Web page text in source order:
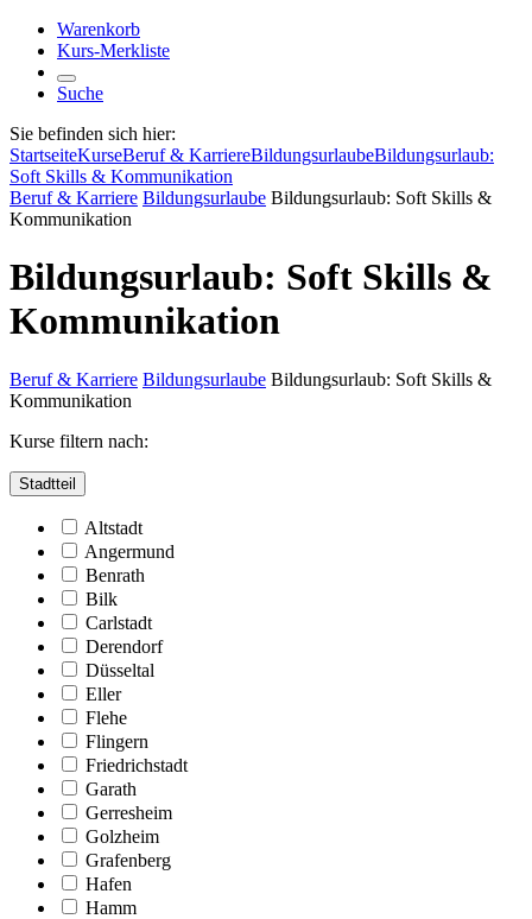
Warenkorb
Kurs-Merkliste
Suche
Sie befinden sich hier:
StartseiteKurseBeruf & KarriereBildungsurlaubeBildungsurlaub:
Soft Skills & Kommunikation
Beruf & Karriere Bildungsurlaube Bildungsurlaub: Soft Skills &
Kommunikation
Bildungsurlaub: Soft Skills &
Kommunikation
Beruf & Karriere Bildungsurlaube Bildungsurlaub: Soft Skills &
Kommunikation
Kurse filtern nach:
Stadtteil
Altstadt
Angermund
Benrath
Bilk
Carlstadt
Derendorf
Düsseltal
Eller
Flehe
Flingern
Friedrichstadt
Garath
Gerresheim
Golzheim
Grafenberg
Hafen
Hamm